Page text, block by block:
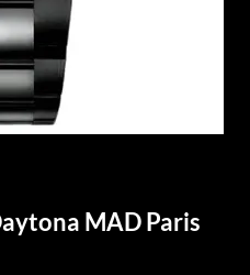
MAD Paris